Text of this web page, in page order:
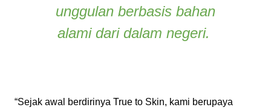
unggulan berbasis bahan
alami dari dalam negeri.
“Sejak awal berdirinya True to Skin, kami berupaya